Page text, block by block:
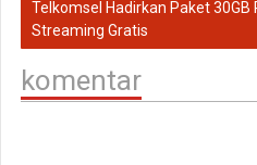
Telkomsel Hadirkan Paket 30GB
Streaming Gratis
komentar